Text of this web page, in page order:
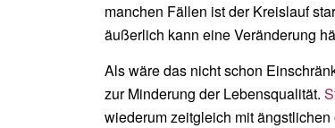
manchen Fällen ist der Kreislauf
äußerlich kann eine Veränderung
Als wäre das nicht schon
zur Minderung der Lebensqualität.
wiederum zeitgleich mit